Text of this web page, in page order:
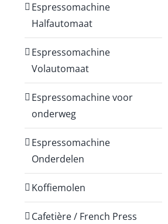
Espressomachine
Halfautomaat
Espressomachine
Volautomaat
Espressomachine voor
onderweg
Espressomachine
Onderdelen
Koffiemolen
Cafetière / French Press